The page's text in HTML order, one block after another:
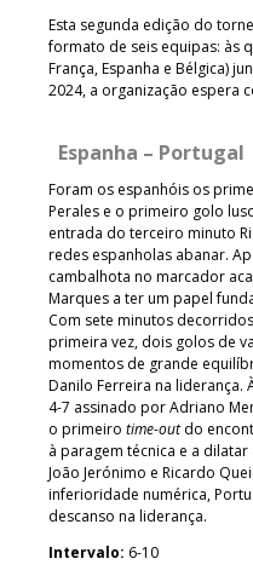
Esta segunda edição do
formato de seis equipas: às
França, Espanha e Bélgica)
2024, a organização espera
Espanha – Portugal
Foram os espanhóis os
Perales e o primeiro golo
entrada do terceiro minuto
redes espanholas abanar.
cambalhota no marcador
Marques a ter um papel
Com sete minutos
primeira vez, dois golos de
momentos de grande
Danilo Ferreira na liderança.
4-7 assinado por Adriano
o primeiro time-outdo
à paragem técnica e a
João Jerónimo e Ricardo
inferioridade numérica,
descanso na liderança.
Intervalo: 6-10